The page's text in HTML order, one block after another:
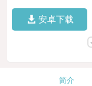
安卓下载
简介